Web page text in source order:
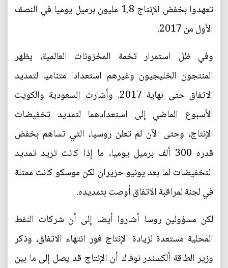
تعهدوا بخفض الإنتاج 1.8 مليون برميل يوميا في النصف
الأول من 2017.
وفي ظل استمرار تخمة المخزونات العالمية، يظهر
المنتجون الخليجيون وغيرهم استعدادا متناميا لتمديد
الاتفاق حتى نهاية 2017. وأشارت السعودية والكويت
الأسبوع الماضي إلى استعدادهما لتمديد تخفيضات
الإنتاج، وحتى الآن لم تعلن روسيا، التي تساهم بخفض
قدره 300 ألف برميل يوميا، ما إذا كانت تريد تمديد
التخفيضات لما بعد يونيو حزيران لكن موسكو كانت ممثلة
في لجنة لمراقبة الاتفاق أوصت بتمديده.
لكن مسؤولين روسا أشاروا أيضا إلى أن شركات النفط
المحلية مستعدة لزيادة الإنتاج فور انتهاء الاتفاق، وذكر
وزير الطاقة ألكسندر نوفاك أن الإنتاج قد يصل إلى ما بين